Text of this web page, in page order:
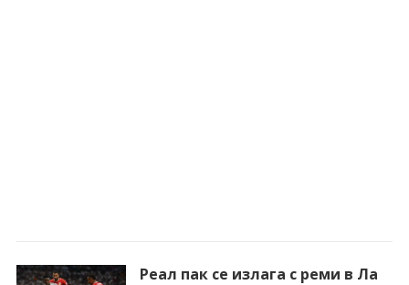
Реал пак се излага с реми в Ла